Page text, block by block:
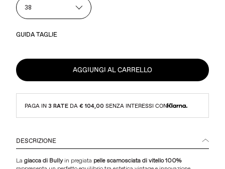
38
GUIDA TAGLIE
AGGIUNGI AL CARRELLO
PAGA IN 3 RATE DA € 104,00 SENZA INTERESSI CON
DESCRIZIONE
La giacca di Bullyin pregiata pelle scamosciata di vitello 100%